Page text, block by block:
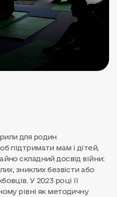
для родин
підтримати мам і дітей,
складний досвід війни:
зниклих безвісти або
У 2023 році її
рівні як методичну